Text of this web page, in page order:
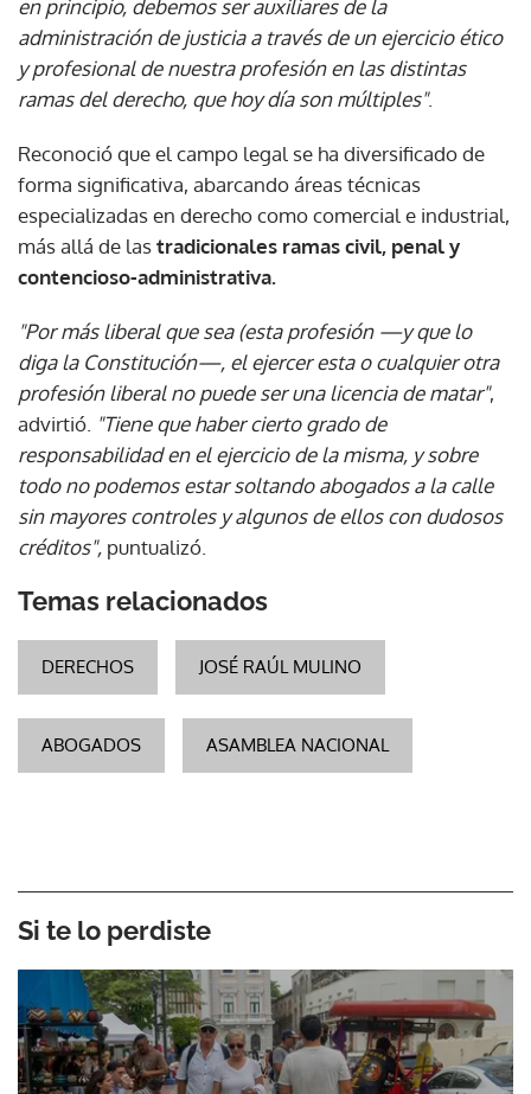
en principio, debemos ser auxiliares de la
administración de justicia a través de un ejercicio ético
y profesional de nuestra profesión en las distintas
ramas del derecho, que hoy día son múltiples".
Reconoció que el campo legal se ha diversificado de
forma significativa, abarcando áreas técnicas
especializadas en derecho como comercial e industrial,
más allá de lastradicionales ramas civil, penal y
contencioso-administrativa.
"Por más liberal que sea (esta profesión —y que lo
diga la Constitución—, el ejercer esta o cualquier otra
profesión liberal no puede ser una licencia de matar",
advirtió. "Tiene que haber cierto grado de
responsabilidad en el ejercicio de la misma, y sobre
todo no podemos estar soltando abogados a la calle
sin mayores controles y algunos de ellos con dudosos
créditos", puntualizó.
Temas relacionados
DERECHOS JOSÉ RAÚL MULINO
ABOGADOS ASAMBLEA NACIONAL
Si te lo perdiste